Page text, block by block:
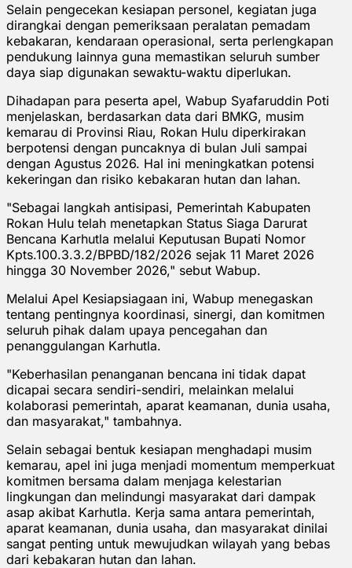
Selain pengecekan kesiapan personel, kegiatan juga
dirangkai dengan pemeriksaan peralatan pemadam
kebakaran, kendaraan operasional, serta perlengkapan
pendukung lainnya guna memastikan seluruh sumber
daya siap digunakan sewaktu-waktu diperlukan.
Dihadapan para peserta apel, Wabup Syafaruddin Poti
menjelaskan, berdasarkan data dari BMKG, musim
kemarau di Provinsi Riau, Rokan Hulu diperkirakan
berpotensi dengan puncaknya di bulan Juli sampai
dengan Agustus 2026. Hal ini meningkatkan potensi
kekeringan dan risiko kebakaran hutan dan lahan.
"Sebagai langkah antisipasi, Pemerintah Kabupaten
Rokan Hulu telah menetapkan Status Siaga Darurat
Bencana Karhutla melalui Keputusan Bupati Nomor
Kpts.100.3.3.2/BPBD/182/2026 sejak 11 Maret 2026
hingga 30 November 2026," sebut Wabup.
Melalui Apel Kesiapsiagaan ini, Wabup menegaskan
tentang pentingnya koordinasi, sinergi, dan komitmen
seluruh pihak dalam upaya pencegahan dan
penanggulangan Karhutla.
"Keberhasilan penanganan bencana ini tidak dapat
dicapai secara sendiri-sendiri, melainkan melalui
kolaborasi pemerintah, aparat keamanan, dunia usaha,
dan masyarakat," tambahnya.
Selain sebagai bentuk kesiapan menghadapi musim
kemarau, apel ini juga menjadi momentum memperkuat
komitmen bersama dalam menjaga kelestarian
lingkungan dan melindungi masyarakat dari dampak
asap akibat Karhutla. Kerja sama antara pemerintah,
aparat keamanan, dunia usaha, dan masyarakat dinilai
sangat penting untuk mewujudkan wilayah yang bebas
dari kebakaran hutan dan lahan.